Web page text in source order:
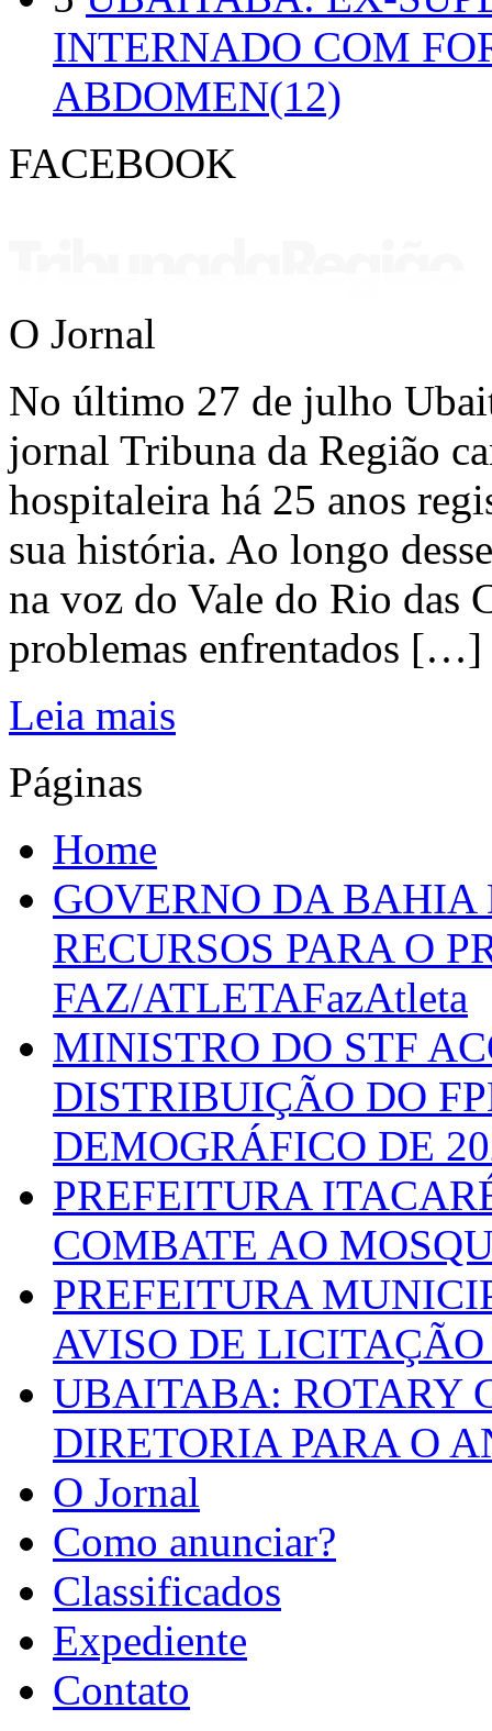
INTERNADO COM
ABDOMEN(12)
FACEBOOK
O Jornal
No último 27 de julho
jornal Tribuna da Região
hospitaleira há 25 anos
sua história. Ao longo
na voz do Vale do Rio das
problemas enfrentados […]
Leia mais
Páginas
Home
GOVERNO DA
RECURSOS PARA O
FAZ/ATLETAFazAtleta
MINISTRO DO STF
DISTRIBUIÇÃO DO
DEMOGRÁFICO DE
PREFEITURA
COMBATE AO
PREFEITURA
AVISO DE LICITAÇÃO
UBAITABA: ROTARY
DIRETORIA PARA O
O Jornal
Como anunciar?
Classificados
Expediente
Contato